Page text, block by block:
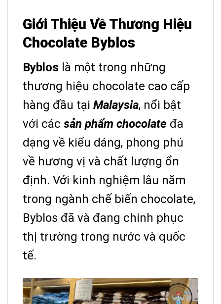
Giới Thiệu Về Thương Hiệu
Chocolate Byblos
Byblos là một trong những
thương hiệu chocolate cao cấp
hàng đầu tại Malaysia, nổi bật
với các sản phẩm chocolate đa
dạng về kiểu dáng, phong phú
về hương vị và chất lượng ổn
định. Với kinh nghiệm lâu năm
trong ngành chế biến chocolate,
Byblos đã và đang chinh phục
thị trường trong nước và quốc
tế.